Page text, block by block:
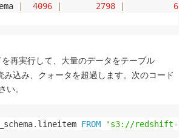
4096 2798
を再実行して、大量のデータをテーブル
み込み、クォータを超過します。次のコード
い。
. lineitem FROM 's3://redshift-